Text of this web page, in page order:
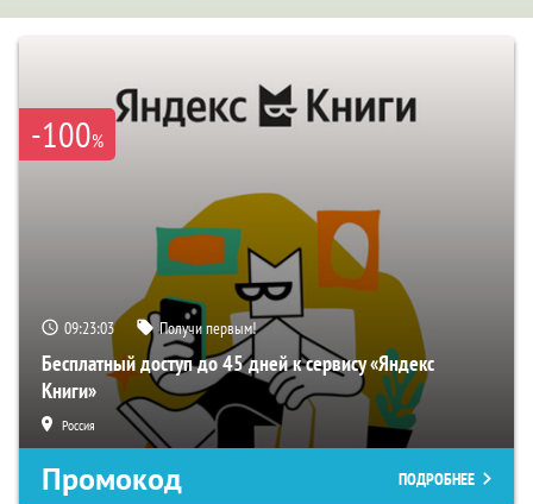
-100%
09:23:02 Получи первым!
Бесплатный доступ до 45 дней к сервису «Яндекс
Книги»
Россия
Промокод ПОДРОБНЕЕ